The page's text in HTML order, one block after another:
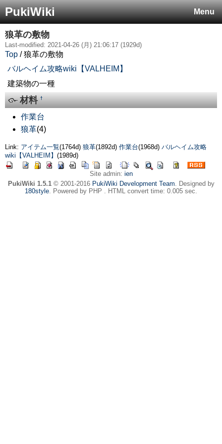
Menu
PukiWiki
狼革の敷物
Last-modified: 2021-04-26 (月) 21:06:17 (1929d)
Top / 狼革の敷物
バルヘイム攻略wiki【VALHEIM】
建築物の一種
材料†
作業台
狼革(4)
Link: アイテム一覧(1764d) 狼革(1892d) 作業台(1968d) バルヘイム攻略
wiki【VALHEIM】 (1989d)
Site admin: ien
PukiWiki 1.5.1© 2001-2016 PukiWiki Development Team. Designed by
180style. Powered by PHP . HTML convert time: 0.005 sec.